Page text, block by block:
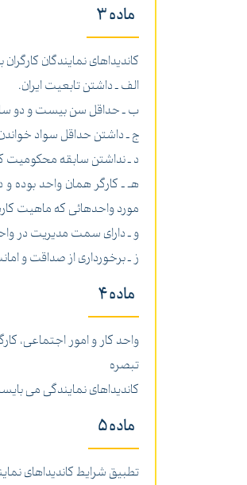
ماده 3
کاندیداهای نمایندگان
الف ـ داشتن تابعیت ایران.
ب ـ حداقل سن بیست و دو
ج ـ داشتن حداقل سواد
د ـ نداشتن سابقه
هـ ـ کارگر همان واحد بوده
مورد واحدهائی که ماهیت
و ـ دارای سمت مدیریت در
ز ـ برخورداری از صداقت و
ماده 4
واحد کار و امور اجتماعی،
تبصره
کاندیداهای نمایندگی می
ماده 5
تطبیق شرایط کاندیداهای